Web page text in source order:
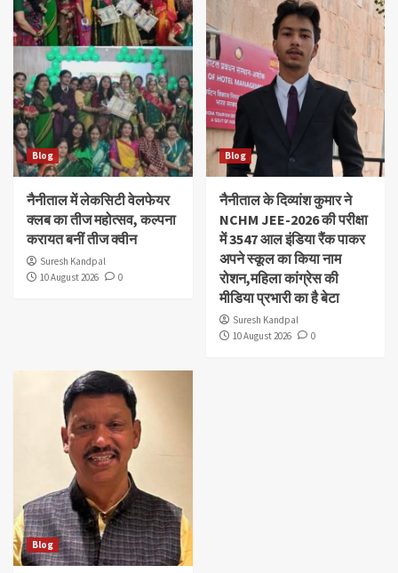
Blog
नैनीताल में लेकसिटी वेलफेयर
क्लब का तीज महोत्सव, कल्पना
करायत बनीं तीज क्वीन
Suresh Kandpal
10 August 2026
0
Blog
नैनीताल के दिव्यांश‌ कुमार ने
NCHM JEE-2026 की परीक्षा
में 3547 आल इंडिया रैंक पाकर
अपने स्कूल का किया नाम
रोशन,महिला कांग्रेस की
मीडिया प्रभारी का है बेटा
Suresh Kandpal
10 August 2026
0
Blog